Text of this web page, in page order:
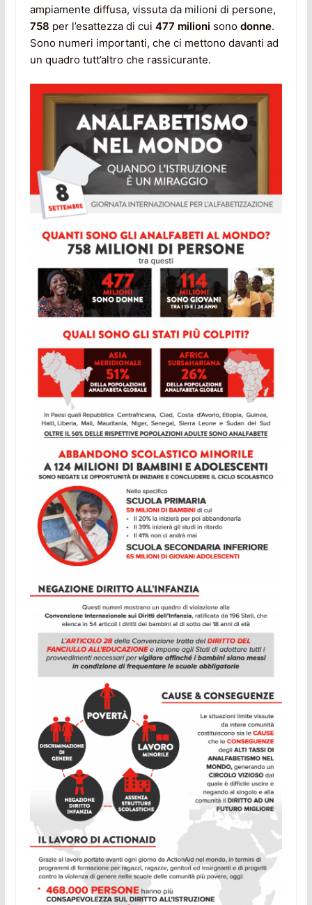
ampiamente diffusa, vissuta da milioni di persone,
758 per l’esattezza di cui 477 milioni sonodonne.
Sono numeri importanti, che ci mettono davanti ad
un quadro tutt’altro che rassicurante.